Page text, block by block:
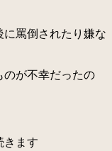
罵倒されたり嫌な
が不幸だったの
きます